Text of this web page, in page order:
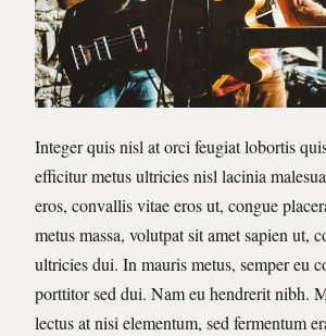
Integer quis nisl at orci feugiat lobortis
efficitur metus ultricies nisl lacinia
eros, convallis vitae eros ut, congue
metus massa, volutpat sit amet sapien ut,
ultricies dui. In mauris metus, semper eu
porttitor sed dui. Nam eu hendrerit nibh.
lectus at nisi elementum, sed fermentum